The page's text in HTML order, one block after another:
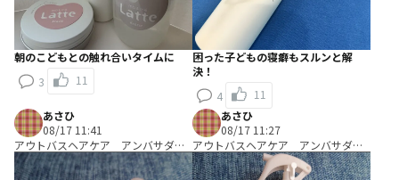
朝のこどもとの触れ合いタイムに
3
11
困った子どもの寝癖もスルンと解
決！
4
11
あさひ
08/17 11:41
アウトバスヘアケア アンバサダ
ー Ａコース：＼試して考える／キ
ャッチコピー開発コース
あさひ
08/17 11:27
アウトバスヘアケア アンバサダ
ー Ａコース：＼試して考える／キ
ャッチコピー開発コース